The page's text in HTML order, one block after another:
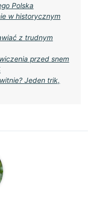
Polska
w historycznym
z trudnym
przed snem
Jeden trik,